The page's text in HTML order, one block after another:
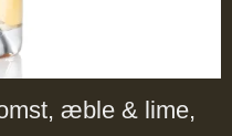
æble & lime,